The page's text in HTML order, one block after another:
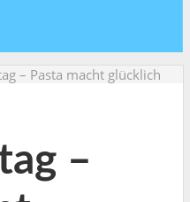
– Pasta macht glücklich
–